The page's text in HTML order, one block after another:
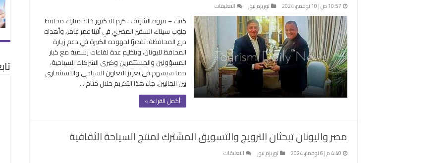
10:57 ص | 10 نوفمبر، 2024 توريزم نيوز التعليقات
محافظ
جنوب
سيناء
يكرم
سفيرنا
بأثينا عمر
عامر
لجهوده
في
كتبت – مروة الشريف : كرم الدكتور خالد مبارك محافظ
جنوب سيناء، السفير المصري في أثينا عمر عامر، وأهداه
درع المحافظة، تقديرًا لجهوده الكبيرة في دعم زيارة
المحافظ لليونان، وتنظيم عدة لقاءات رسمية مع كبار
المسؤولين والمستثمرين وكبرى الشركات السياحية،
مما سيسهم في تعزيز التعاون السياحي والاستثماري
بين الجانبين. جاء هذا التكريم خلال ختام …
أكمل القراءة »
مصر واليونان تبحثان الترويج والتسويق المشترك لمنتج السياحة الثقافية
4:40 م | 6 نوفمبر، 2024 توريزم نيوز التعليقات